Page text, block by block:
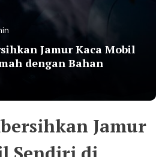
Jamur Kaca Mobil
dengan Bahan
Jamur